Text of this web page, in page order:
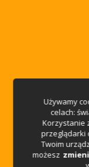
Używamy
celach:
Korzystanie
przeglądarki
Twoim
możesz